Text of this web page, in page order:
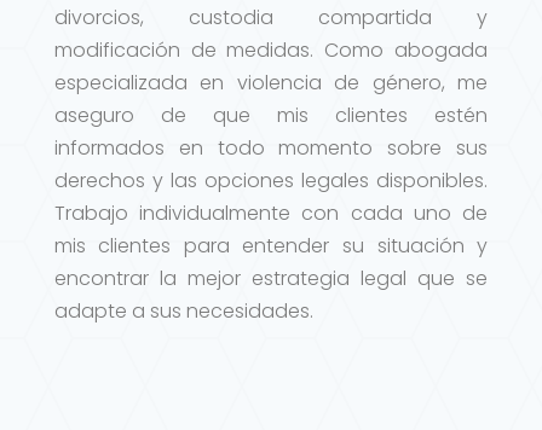
divorcios, custodia compartida y
modificación de medidas. Como abogada
especializada en violencia de género, me
aseguro de que mis clientes estén
informados en todo momento sobre sus
derechos y las opciones legales disponibles.
Trabajo individualmente con cada uno de
mis clientes para entender su situación y
encontrar la mejor estrategia legal que se
adapte a sus necesidades.